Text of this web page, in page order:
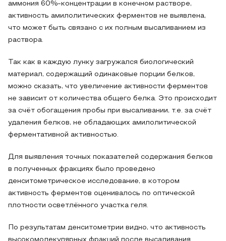
аммония 60%-концентрации в конечном растворе,
активность амилолитических ферментов не выявлена,
что может быть связано с их полным высаливанием из
раствора.
Так как в каждую лунку загружался биологический
материал, содержащий одинаковые порции белков,
можно сказать, что увеличение активности ферментов
не зависит от количества общего белка. Это происходит
за счёт обогащения пробы при высаливании, т.е. за счёт
удаления белков, не обладающих амилолитической
ферментативной активностью.
Для выявления точных показателей содержания белков
в полученных фракциях было проведено
денситометрическое исследование, в котором
активность ферментов оценивалось по оптической
плотности осветлённого участка геля.
По результатам денситометрии видно, что активность